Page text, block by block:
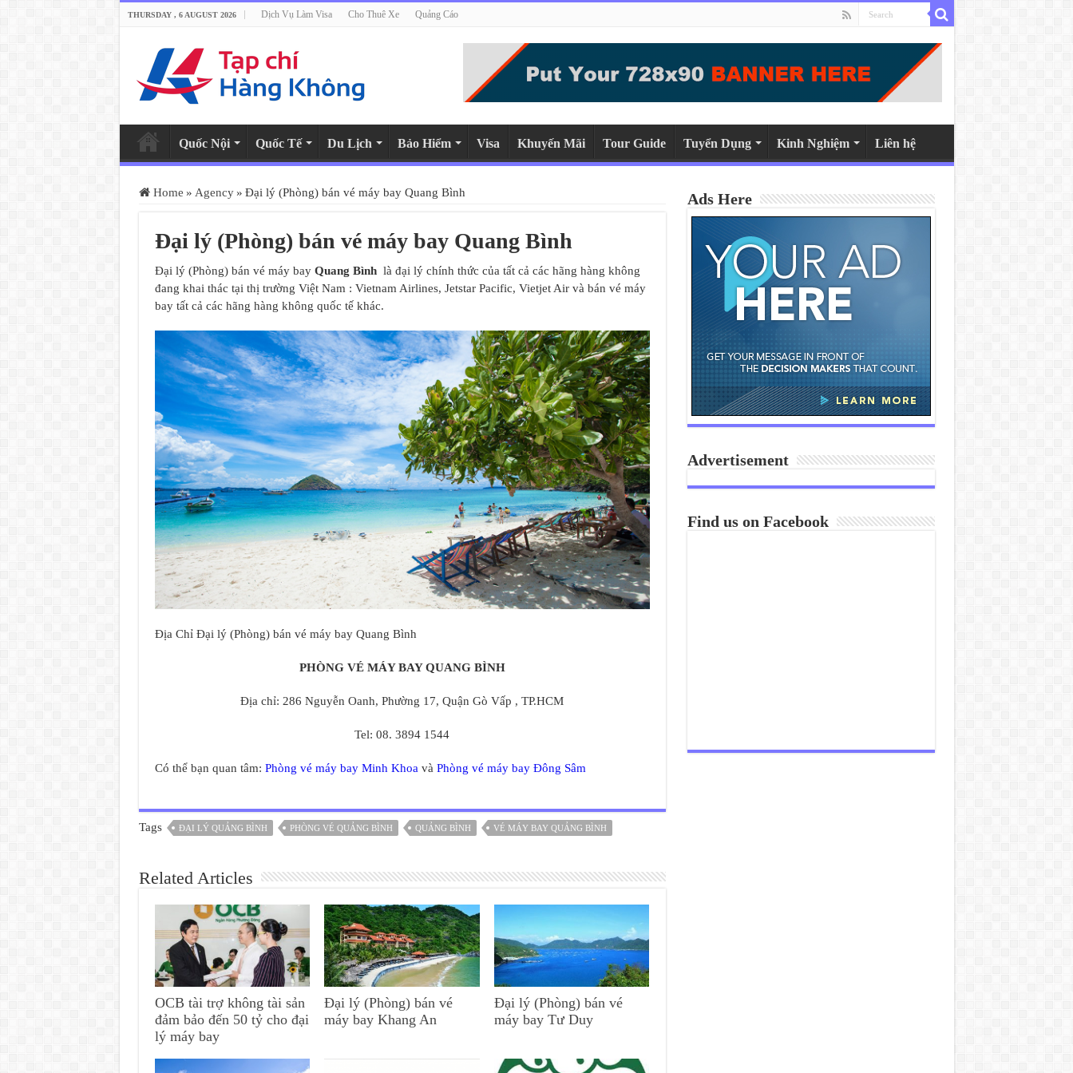
THURSDAY , 6 AUGUST 2026 Dịch Vụ Làm Visa Cho Thuê Xe Quảng Cáo
Quốc Nội Quốc Tế Du Lịch Bảo Hiểm Visa Khuyến Mãi Tour Guide Tuyển Dụng Kinh Nghiệm Liên hệ
Home » Agency » Đại lý (Phòng) bán vé máy bay Quang Bình
Đại lý (Phòng) bán vé máy bay Quang Bình
Đại lý (Phòng) bán vé máy bayQuang Bình là đại lý chính thức của tất cả các hãng hàng không
đang khai thác tại thị trường Việt Nam : Vietnam Airlines, Jetstar Pacific, Vietjet Air và bán vé máy
bay tất cả các hãng hàng không quốc tế khác.
Địa Chỉ Đại lý (Phòng) bán vé máy bay Quang Bình
PHÒNG VÉ MÁY BAY QUANG BÌNH
Địa chỉ: 286 Nguyễn Oanh, Phường 17, Quận Gò Vấp , TP.HCM
Tel: 08. 3894 1544
Có thể bạn quan tâm: Phòng vé máy bay Minh Khoa và Phòng vé máy bay Đông Sâm
Tags ĐẠI LÝ QUẢNG BÌNH PHÒNG VÉ QUẢNG BÌNH QUẢNG BÌNH VÉ MÁY BAY QUẢNG BÌNH
Related Articles
OCB tài trợ không tài sản
đảm bảo đến 50 tỷ cho đại
lý máy bay
Đại lý (Phòng) bán vé
máy bay Khang An
Đại lý (Phòng) bán vé
máy bay Tư Duy
Ads Here
Advertisement
Find us on Facebook